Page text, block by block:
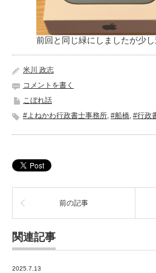
前回と同じ緑にしましたが少し
米川 政志
コメントを書く
こぼれ話
#よねかわ行政書士事務所, #船橋, #行政
前の記事
関連記事
2025.7.13